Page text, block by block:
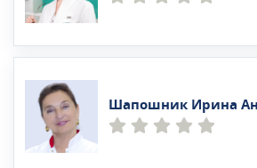
Шапошник Ирина